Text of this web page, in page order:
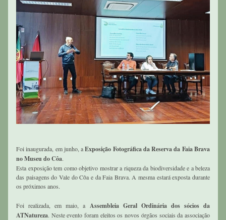
Foi inaugurada, em junho, a Exposição Fotográfica da Reserva da Faia Brava
no Museu do Côa.
Esta exposição tem como objetivo mostrar a riqueza da biodiversidade e a beleza
das paisagens do Vale do Côa e da Faia Brava. A mesma estará exposta durante
os próximos anos.
Foi realizada, em maio, a Assembleia Geral Ordinária dos sócios da
ATNatureza. Neste evento foram eleitos os novos órgãos sociais da associação